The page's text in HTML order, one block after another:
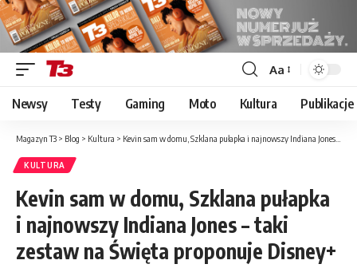
Font
Resizer
Aa
Newsy Testy Gaming Moto Kultura Publikacje
Magazyn T3 > Blog > Kultura > Kevin sam w domu, Szklana pułapka i najnowszy Indiana Jones – taki zestaw na Święta proponuje Disney+
KULTURA
Kevin sam w domu, Szklana pułapka
i najnowszy Indiana Jones – taki
zestaw na Święta proponuje Disney+